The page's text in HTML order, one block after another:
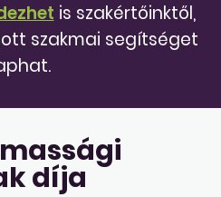
is szakértőinktől,
szakmai segítséget
díja